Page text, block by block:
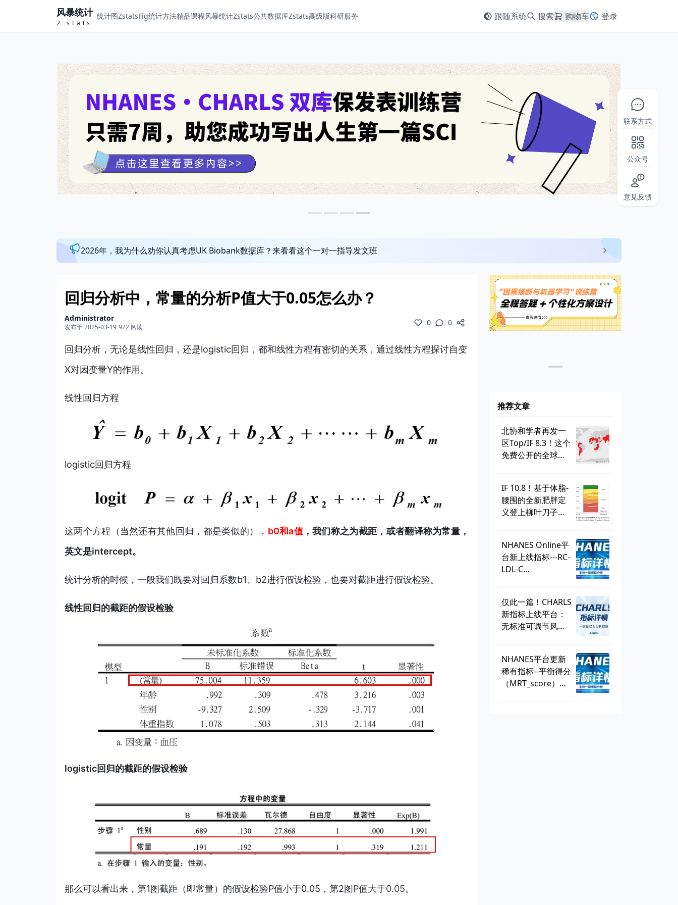
风暴统计
Z stats
统计图ZstatsFig统计方法精品课程风暴统计Zstats公共数据库Zstats高级版科研服务 跟随系统 搜索 购物车 登录
联系方式
公众号
意见反馈
2026年，我为什么劝你认真考虑UK Biobank数据库？来看看这个一对一指导发文班
回归分析中，常量的分析P值大于0.05怎么办？
Administrator
发布于 2025-03-19/922 阅读 0 0
回归分析，无论是线性回归，还是logistic回归，都和线性方程有密切的关系，通过线性方程探讨自变
X对因变量Y的作用。
线性回归方程
logistic回归方程
这两个方程（当然还有其他回归，都是类似的）， b0和a值，我们称之为截距，或者翻译称为常量，
英文是intercept。
统计分析的时候，一般我们既要对回归系数b1、b2进行假设检验，也要对截距进行假设检验。
线性回归的截距的假设检验
logistic回归的截距的假设检验
那么可以看出来，第1图截距（即常量）的假设检验P值小于0.05，第2图P值大于0.05。
推荐文章
北协和学者再发一
区Top/IF 8.3！这个
免费公开的全球学
IF 10.8！基于体脂-
腰围的全新肥胖定
义登上柳叶刀子
总
NHANES Online平
台新上线指标---RC-
LDL-C
仅此一篇！CHARLS
新指标上线平台：
无标准可调节风险
NHANES平台更新
稀有指标--平衡得分
（MRT_score），